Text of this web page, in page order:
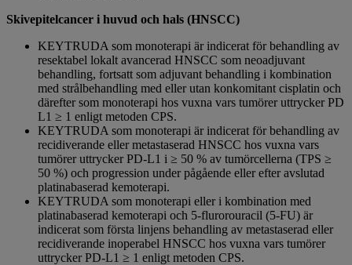
Skivepitelcancer i huvud och hals (HNSCC)
KEYTRUDA som monoterapi är indicerat för behandling av
resektabel lokalt avancerad HNSCC som neoadjuvant
behandling, fortsatt som adjuvant behandling i kombination
med strålbehandling med eller utan konkomitant cisplatin och
därefter som monoterapi hos vuxna vars tumörer uttrycker PD
L1 ≥ 1 enligt metoden CPS.
KEYTRUDA som monoterapi är indicerat för behandling av
recidiverande eller metastaserad HNSCC hos vuxna vars
tumörer uttrycker PD-L1 i ≥ 50 % av tumörcellerna (TPS ≥
50 %) och progression under pågående eller efter avslutad
platinabaserad kemoterapi.
KEYTRUDA som monoterapi eller i kombination med
platinabaserad kemoterapi och 5-flurorouracil (5-FU) är
indicerat som första linjens behandling av metastaserad eller
recidiverande inoperabel HNSCC hos vuxna vars tumörer
uttrycker PD-L1 ≥ 1 enligt metoden CPS.